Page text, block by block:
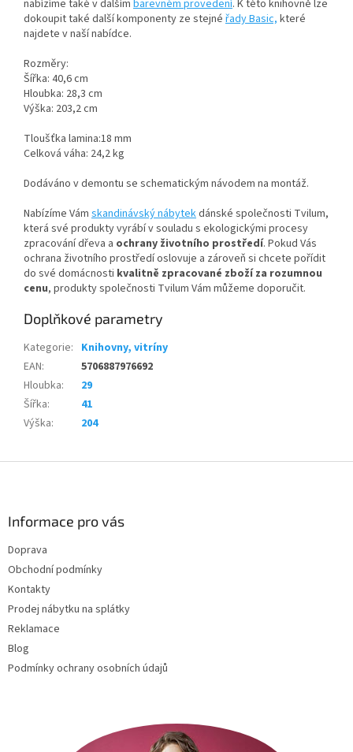
nabízíme také v dalším barevném provedení. K této knihovně lze
dokoupit také další komponenty ze stejné řady Basic, které
najdete v naší nabídce.
Rozměry:
Šířka: 40,6 cm
Hloubka: 28,3 cm
Výška: 203,2 cm
Tloušťka lamina:18 mm
Celková váha: 24,2 kg
Dodáváno v demontu se schematickým návodem na montáž.
Nabízíme Vám skandinávský nábytekdánské společnosti Tvilum,
která své produkty vyrábí v souladu s ekologickými procesy
zpracování dřeva a ochrany životního prostředí. Pokud Vás
ochrana životního prostředí oslovuje a zároveň si chcete pořídit
do své domácnosti kvalitně zpracované zboží za rozumnou
cenu, produkty společnosti Tvilum Vám můžeme doporučit.
Doplňkové parametry
Kategorie: Knihovny, vitríny
EAN:
5706887976692
Hloubka:
29
Šířka:
41
Výška: 204
Informace pro vás
Doprava
Obchodní podmínky
Kontakty
Prodej nábytku na splátky
Reklamace
Blog
Podmínky ochrany osobních údajů